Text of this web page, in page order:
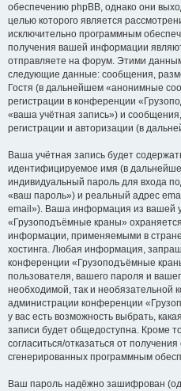
обеспечению phpBB, однако они
целью которого является
исключительно программным
получения вашей информации
отправляете на форум. Этими
следующие данные: сообщения,
Гостя (в дальнейшем «анонимные
регистрации в конференции
«ваша учётная запись») и
регистрации и авторизации (в
Ваша учётная запись будет
идентифицируемое имя (в
индивидуальный пароль для входа
«ваш пароль») и реальный адрес
email»). Ваша информация из вашей
«Грузоподъёмные краны»
информации, применяемыми в
хостинга. Любая информация,
конференции «Грузоподъёмные
пользователя, вашего пароля и
необходимой, так и необязательной
администрации конференции
у вас есть возможность выбрать,
записи будет общедоступна. Кроме
согласиться/отказаться от
сгенерированных программным
Ваш пароль надёжно зашифрован